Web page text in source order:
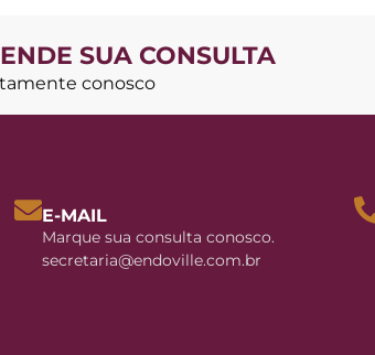
SUA CONSULTA
conosco
E-MAIL
Marque sua consulta conosco.
secretaria@endoville.com.br